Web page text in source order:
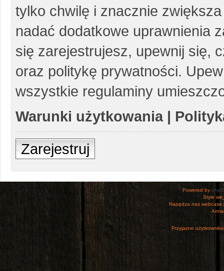
tylko chwilę i znacznie
nadać dodatkowe uprawnienia
się zarejestrujesz, upewnij się,
oraz politykę prywatności.
wszystkie regulaminy
Warunki użytkowania|
Zarejestruj
Powered by
Style
Napędza nas
Przyjazne